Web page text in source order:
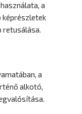
a
képrészletek
retusálása.
a
alkotó,